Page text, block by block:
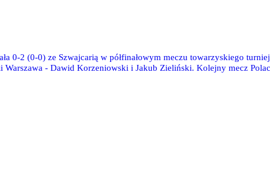
0-2 (0-0) ze Szwajcarią w półfinałowym meczu towarzyskiego
Warszawa - Dawid Korzeniowski i Jakub Zieliński. Kolejny mecz